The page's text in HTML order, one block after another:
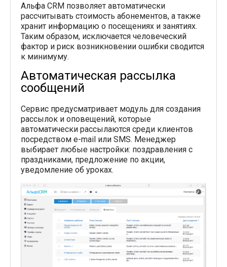
Альфа CRM позволяет автоматически
рассчитывать стоимость абонементов, а также
хранит информацию о посещениях и занятиях.
Таким образом, исключается человеческий
фактор и риск возникновении ошибки сводится
к минимуму.
Автоматическая рассылка
сообщений
Сервис предусматривает модуль для создания
рассылок и оповещений, которые
автоматически рассылаются среди клиентов
посредством e-mail или SMS. Менеджер
выбирает любые настройки: поздравления с
праздниками, предложение по акции,
уведомление об уроках.